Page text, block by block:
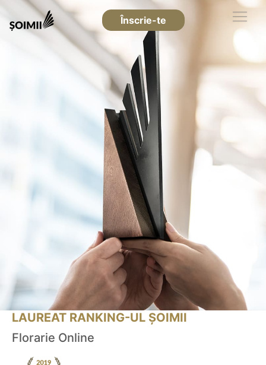
Înscrie-te
LAUREAT RANKING-UL ȘOIMII
Florarie Online